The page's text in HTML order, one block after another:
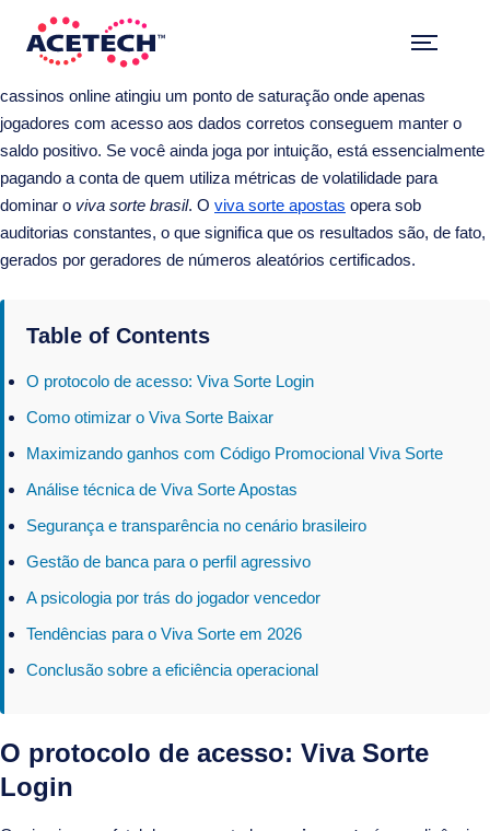
content
ACETECH™
Você ainda acredita que sorte é um fator puramente aleatório
enquanto os algoritmos do
processam milhões de
apostas por segundo? A verdade é que o mercado brasileiro de
cassinos online atingiu um ponto de saturação onde apenas
jogadores com acesso aos dados corretos conseguem manter o
saldo positivo. Se você ainda joga por intuição, está essencialmente
pagando a conta de quem utiliza métricas de volatilidade para
dominar o viva sorte brasil. O viva sorte apostas opera sob
auditorias constantes, o que significa que os resultados são, de fato,
gerados por geradores de números aleatórios certificados.
Table of Contents
O protocolo de acesso: Viva Sorte Login
Como otimizar o Viva Sorte Baixar
Maximizando ganhos com Código Promocional Viva Sorte
Análise técnica de Viva Sorte Apostas
Segurança e transparência no cenário brasileiro
Gestão de banca para o perfil agressivo
A psicologia por trás do jogador vencedor
Tendências para o Viva Sorte em 2026
Conclusão sobre a eficiência operacional
O protocolo de acesso: Viva Sorte
Login